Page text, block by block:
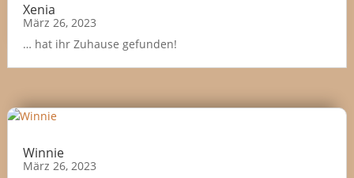
Xenia
März 26, 2023
… hat ihr Zuhause gefunden!
Winnie
März 26, 2023